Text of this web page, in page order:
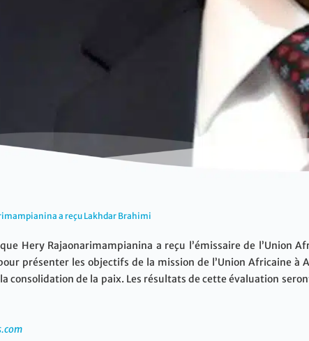
a reçu Lakhdar Brahimi
Hery Rajaonarimampianina a reçu l’émissaire de l’Union
présenter les objectifs de la mission de l’Union Africaine
consolidation de la paix. Les résultats de cette évaluation